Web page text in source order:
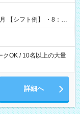
クOK / 10名以上の大量
詳細へ